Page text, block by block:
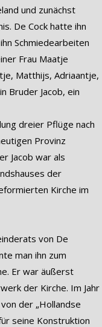
und zunächst
De Cock hatte ihn
Schmiedearbeiten
Frau Maatje
Matthijs, Adriaantje,
Bruder Jacob, ein
dreier Pflüge nach
Provinz
Jacob war als
der
Kirche im
von De
man ihn zum
Er war äußerst
der Kirche. Im Jahr
der „Hollandse
seine Konstruktion